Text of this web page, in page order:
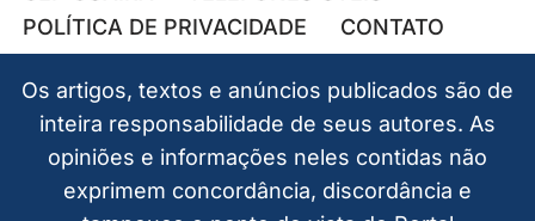
POLÍTICA DE PRIVACIDADE
CONTATO
Os artigos, textos e anúncios publicados são de
inteira responsabilidade de seus autores. As
opiniões e informações neles contidas não
exprimem concordância, discordância e